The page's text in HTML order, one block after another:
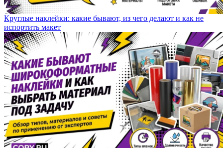
Круглые наклейки: какие бывают, из чего делают и как не
испортить макет